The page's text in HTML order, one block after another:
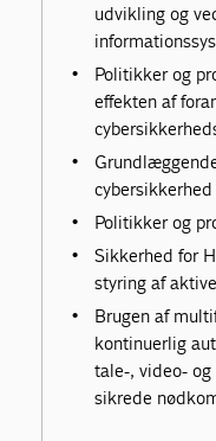
udvikling og
Politikker og
effekten af
cybersikkerhed
Politikker og
Sikkerhed for
styring af
Brugen af
kontinuerlig
tale-, video-
sikrede